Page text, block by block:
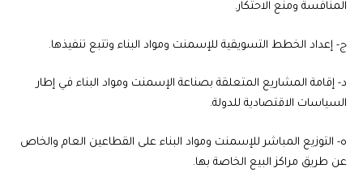
المنافسة ومنع الاحتكار.
‌ج- إعداد الخطط التسويقية للإسمنت ومواد البناء وتتبع تنفيذها.
‌د- إقامة المشاريع المتعلقة بصناعة الإسمنت ومواد البناء في إطار
السياسات الاقتصادية للدولة.
‌ه- التوزيع المباشر للإسمنت ومواد البناء على القطاعين العام والخاص
عن طريق مراكز البيع الخاصة بها.